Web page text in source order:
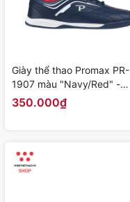
Giày thể thao Promax PR-
1907 màu "Navy/Red" -
Hàng Chính Hãng
350.000₫